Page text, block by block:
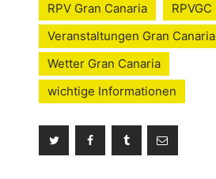
RPV Gran Canaria
RPVGC
Veranstaltungen Gran Canaria
Wetter Gran Canaria
wichtige Informationen